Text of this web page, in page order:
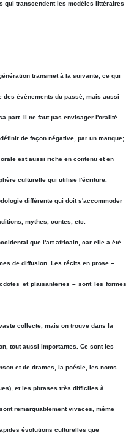
qui transcendent les modèles littéraires
transmet à la suivante, ce qui
des événements du passé, mais aussi
part. Il ne faut pas envisager l'oralité
de façon négative, par un manque;
est aussi riche en contenu et en
culturelle qui utilise l'écriture.
différente qui doit s'accommoder
mythes, contes, etc.
que l'art africain, car elle a été
de diffusion. Les récits en prose –
et plaisanteries – sont les formes
collecte, mais on trouve dans la
tout aussi importantes. Ce sont les
et de drames, la poésie, les noms
et les phrases très difficiles à
remarquablement vivaces, même
évolutions culturelles que